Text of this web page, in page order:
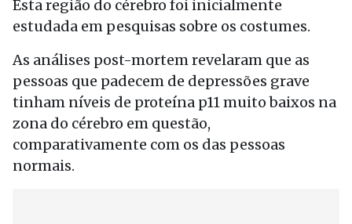
Esta região do cérebro foi inicialmente
estudada em pesquisas sobre os costumes.
As análises post-mortem revelaram que as
pessoas que padecem de depressões grave
tinham níveis de proteína p11 muito baixos na
zona do cérebro em questão,
comparativamente com os das pessoas
normais.